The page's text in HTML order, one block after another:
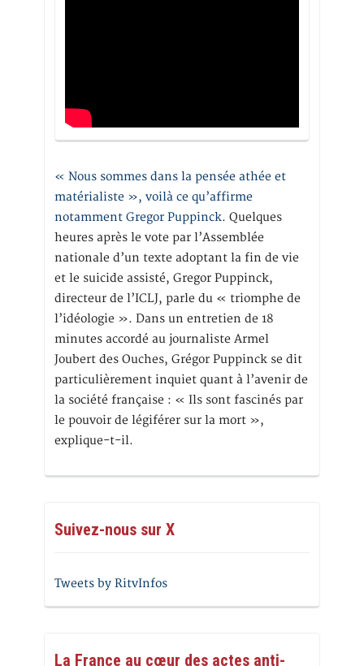
« Nous sommes dans la pensée athée et
matérialiste », voilà ce qu’affirme
notamment Gregor Puppinck. Quelques
heures après le vote par l’Assemblée
nationale d’un texte adoptant la fin de vie
et le suicide assisté, Gregor Puppinck,
directeur de l’ICLJ, parle du « triomphe de
l’idéologie ». Dans un entretien de 18
minutes accordé au journaliste Armel
Joubert des Ouches, Grégor Puppinck se dit
particulièrement inquiet quant à l’avenir de
la société française : « Ils sont fascinés par
le pouvoir de légiférer sur la mort »,
explique-t-il.
Suivez-nous sur X
Tweets by RitvInfos
La France au cœur des actes anti-